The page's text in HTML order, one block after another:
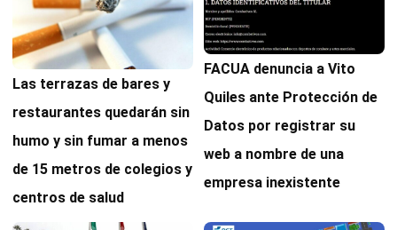
Las terrazas de bares y
restaurantes quedarán sin
humo y sin fumar a menos
de 15 metros de colegios y
centros de salud
FACUA denuncia a Vito
Quiles ante Protección de
Datos por registrar su
web a nombre de una
empresa inexistente